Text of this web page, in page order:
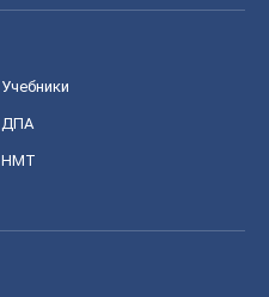
Учебники
ДПА
НМТ